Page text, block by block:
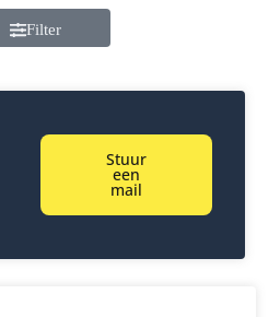
Filter
Stuur
een
mail